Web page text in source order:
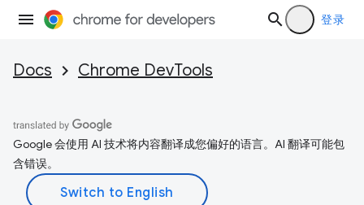
登录
Docs Chrome DevTools
Google 会使用 AI 技术将内容翻译成您偏好的语言。AI 翻译可能包
含错误。